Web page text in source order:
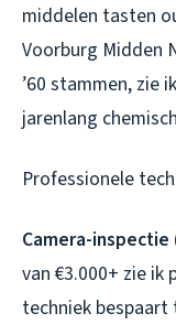
middelen tasten
Voorburg Midden
’60 stammen, zie
jarenlang
Professionele
Camera-inspectie
van €3.000+ zie ik
techniek